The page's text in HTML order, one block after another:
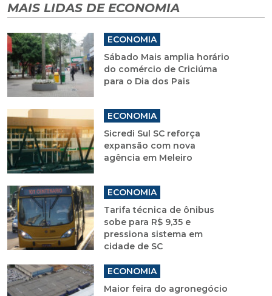
MAIS LIDAS DE ECONOMIA
ECONOMIA
Sábado Mais amplia horário
do comércio de Criciúma
para o Dia dos Pais
ECONOMIA
Sicredi Sul SC reforça
expansão com nova
agência em Meleiro
ECONOMIA
Tarifa técnica de ônibus
sobe para R$ 9,35 e
pressiona sistema em
cidade de SC
ECONOMIA
Maior feira do agronegócio